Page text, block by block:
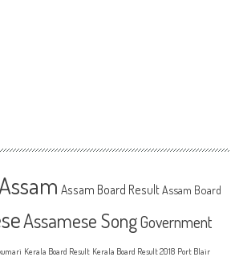
Assam Board ResultAssam Board
Assamese SongGovernment
Kerala Board Result Kerala Board Result 2018 Port Blair